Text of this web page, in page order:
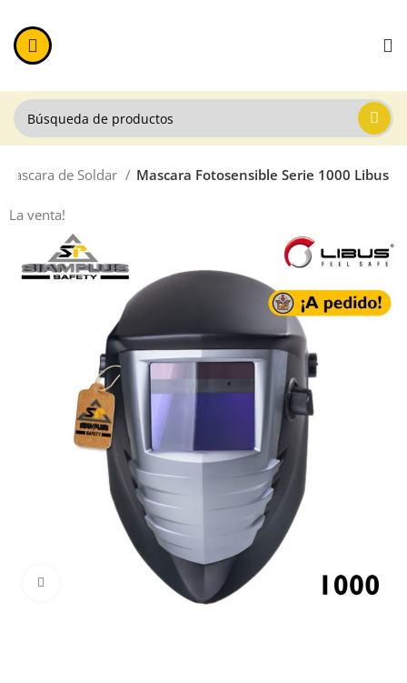
Mascara de Soldar Mascara Fotosensible Serie 1000 Libus
La venta!
Haga Click para agrandar